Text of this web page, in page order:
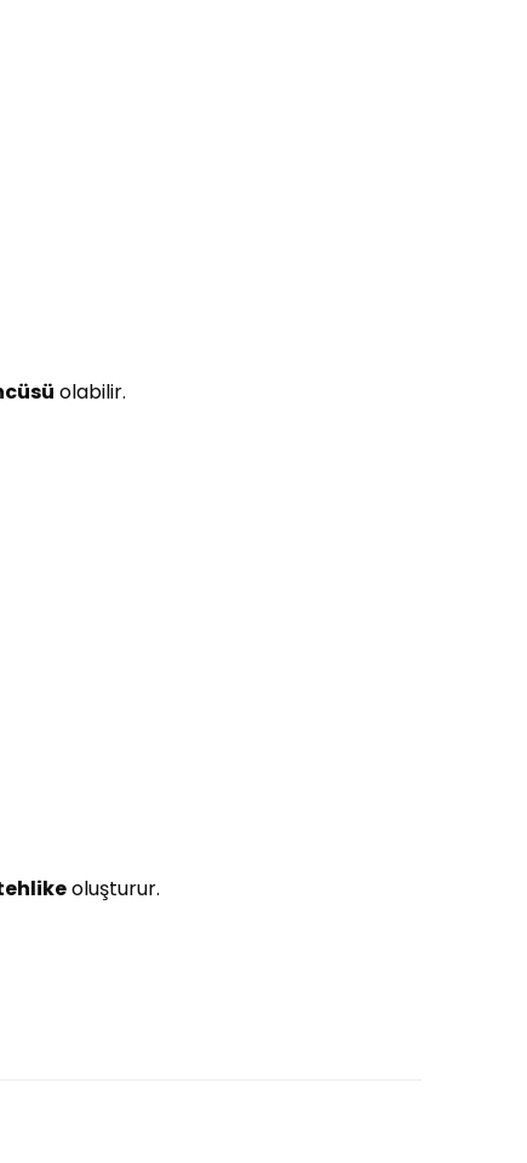
olabilir.
oluşturur.